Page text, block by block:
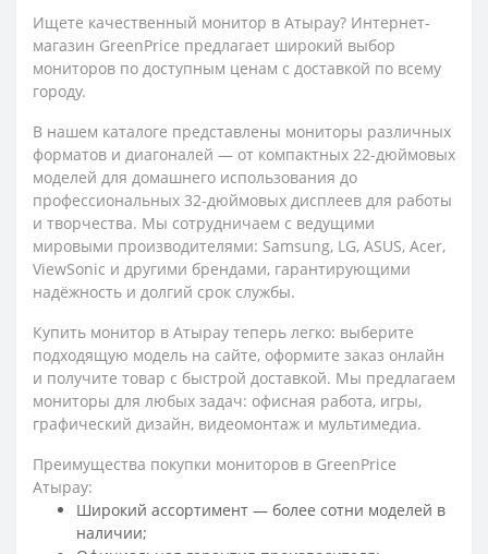
Ищете качественный монитор в Атырау? Интернет-
магазин GreenPrice предлагает широкий выбор
мониторов по доступным ценам с доставкой по всему
городу.
В нашем каталоге представлены мониторы различных
форматов и диагоналей — от компактных 22-дюймовых
моделей для домашнего использования до
профессиональных 32-дюймовых дисплеев для работы
и творчества. Мы сотрудничаем с ведущими
мировыми производителями: Samsung, LG, ASUS, Acer,
ViewSonic и другими брендами, гарантирующими
надёжность и долгий срок службы.
Купить монитор в Атырау теперь легко: выберите
подходящую модель на сайте, оформите заказ онлайн
и получите товар с быстрой доставкой. Мы предлагаем
мониторы для любых задач: офисная работа, игры,
графический дизайн, видеомонтаж и мультимедиа.
Преимущества покупки мониторов в GreenPrice
Атырау:
Широкий ассортимент — более сотни моделей в
наличии;